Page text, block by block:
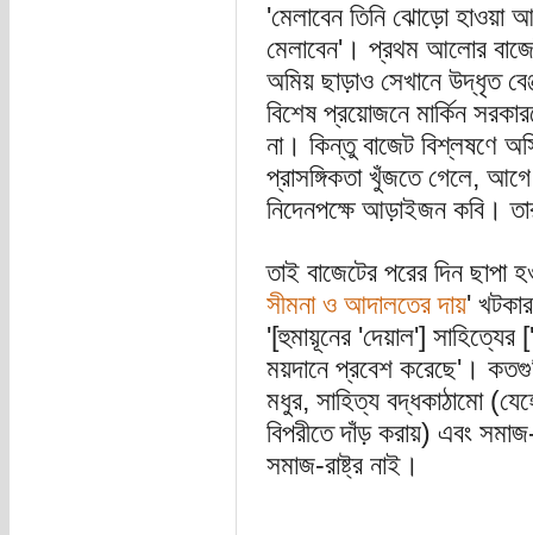
'মেলাবেন তিনি ঝোড়ো হাওয়া
মেলাবেন'। প্রথম আলোর
অমিয় ছাড়াও সেখানে উদ্ধৃত
বিশেষ প্রয়োজনে মার্কিন
না। কিন্তু বাজেট বিশ্লষণে
প্রাসঙ্গিকতা খুঁজতে গেলে,
নিদেনপক্ষে আড়াইজন কবি।
তাই বাজেটের পরের দিন ছাপা
সীমনা ও আদালতের দায়'
'[হুমায়ূনের 'দেয়াল'] সাহিত্যের
ময়দানে প্রবেশ করেছে'।
মধুর, সাহিত্য বদ্ধকাঠামো
বিপরীতে দাঁড় করায়) এবং
সমাজ-রাষ্ট্র নাই।